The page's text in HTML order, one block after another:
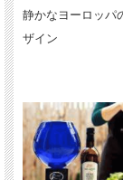
静かなヨーロッパ
ザイン